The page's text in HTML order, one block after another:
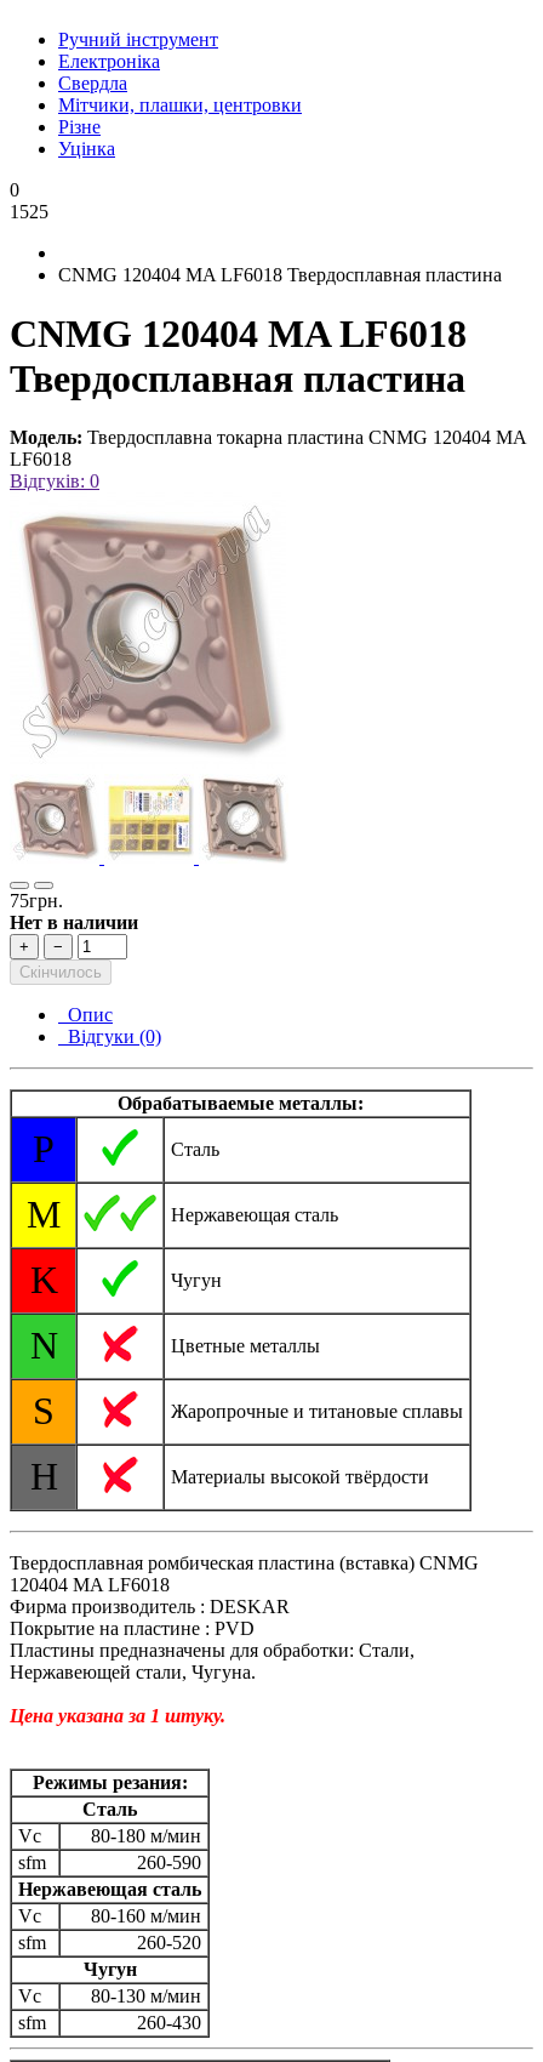
Ручний інструмент
Електроніка
Свердла
Мітчики, плашки, центровки
Різне
Уцінка
0
1525
CNMG 120404 MA LF6018 Твердосплавная пластина
CNMG 120404 MA LF6018
Твердосплавная пластина
Модель: Твердосплавна токарна пластина CNMG 120404 MA
LF6018
Відгуків: 0
75грн.
Нет в наличии
+
−
Скінчилось
Опис
Відгуки (0)
Обрабатываемые металлы:
P Сталь
M Нержавеющая сталь
K Чугун
N Цветные металлы
S Жаропрочные и титановые сплавы
H Материалы высокой твёрдости
Твердосплавная ромбическая пластина (вставка) CNMG
120404 MA LF6018
Фирма производитель : DESKAR
Покрытие на пластине : PVD
Пластины предназначены для обработки: Стали,
Нержавеющей стали, Чугуна.
Цена указана за 1 штуку.
Режимы резания:
Сталь
Vc
80-180 м/мин
sfm
260-590
Нержавеющая сталь
Vc
80-160 м/мин
sfm
260-520
Чугун
Vc
80-130 м/мин
sfm
260-430